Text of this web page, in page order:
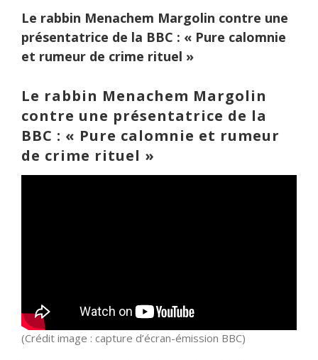
Le rabbin Menachem Margolin contre une
présentatrice de la BBC : « Pure calomnie
et rumeur de crime rituel »
Le rabbin Menachem Margolin
contre une présentatrice de la
BBC : « Pure calomnie et rumeur
de crime rituel »
(Crédit image : capture d’écran-émission BBC)